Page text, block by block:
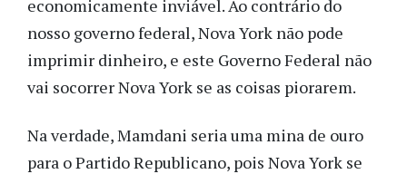
economicamente inviável. Ao contrário do
nosso governo federal, Nova York não pode
imprimir dinheiro, e este Governo Federal não
vai socorrer Nova York se as coisas piorarem.
Na verdade, Mamdani seria uma mina de ouro
para o Partido Republicano, pois Nova York se